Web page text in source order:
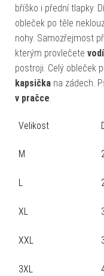
bříško i přední tlapky.
obleček po těle
nohy. Samozřejmost
kterým provlečete
postroji. Celý obleček
kapsička na zádech.
v pračce.
Velikost
M
L
XL
XXL
3XL